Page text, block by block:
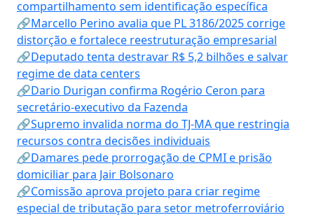
compartilhamento sem identificação específica
🔗Marcello Perino avalia que PL 3186/2025 corrige
distorção e fortalece reestruturação empresarial
🔗Deputado tenta destravar R$ 5,2 bilhões e salvar
regime de data centers
🔗Dario Durigan confirma Rogério Ceron para
secretário-executivo da Fazenda
🔗Supremo invalida norma do TJ-MA que restringia
recursos contra decisões individuais
🔗Damares pede prorrogação de CPMI e prisão
domiciliar para Jair Bolsonaro
🔗Comissão aprova projeto para criar regime
especial de tributação para setor metroferroviário